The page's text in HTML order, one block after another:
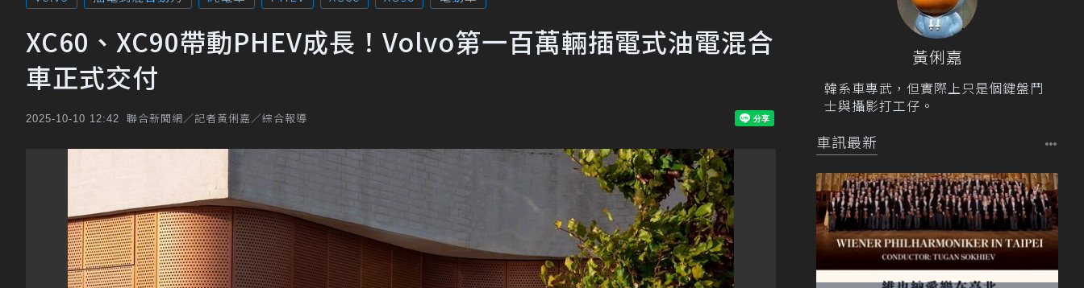
XC60、XC90帶動PHEV成長！Volvo第一百萬輛插電式油電混合
車正式交付
2025-10-10 12:42 聯合新聞網／記者黃俐嘉／綜合報導
黃俐嘉
韓系車專武，但實際上只是個鍵盤鬥
士與攝影打工仔。
車訊最新